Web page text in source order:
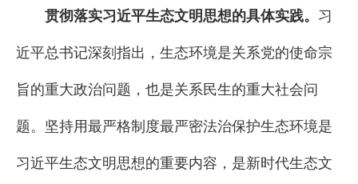
贯彻落实习近平生态文明思想的具体实践。 习
近平总书记深刻指出，生态环境是关系党的使命宗
旨的重大政治问题，也是关系民生的重大社会问
题。坚持用最严格制度最严密法治保护生态环境是
习近平生态文明思想的重要内容，是新时代生态文